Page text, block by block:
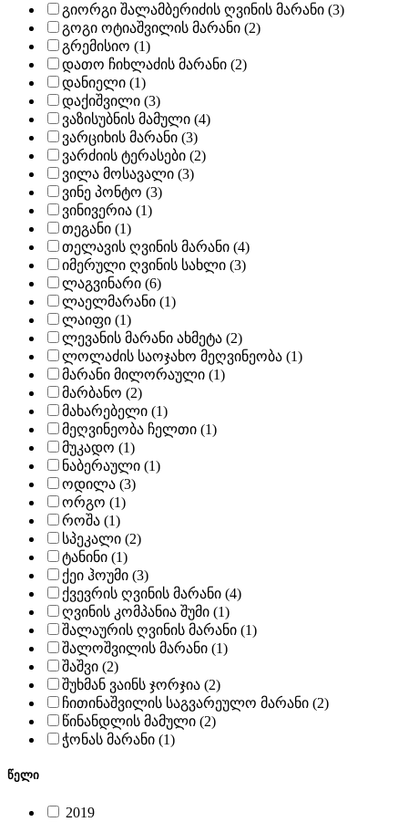
გიორგი შალამბერიძის ღვინის მარანი (3)
გოგი ოტიაშვილის მარანი (2)
გრემისიო (1)
დათო ჩიხლაძის მარანი (2)
დანიელი (1)
დაქიშვილი (3)
ვაზისუბნის მამული (4)
ვარციხის მარანი (3)
ვარძიის ტერასები (2)
ვილა მოსავალი (3)
ვინე პონტო (3)
ვინივერია (1)
თეგანი (1)
თელავის ღვინის მარანი (4)
იმერული ღვინის სახლი (3)
ლაგვინარი (6)
ლაელმარანი (1)
ლაიფი (1)
ლევანის მარანი ახმეტა (2)
ლოლაძის საოჯახო მეღვინეობა (1)
მარანი მილორაული (1)
მარბანო (2)
მახარებელი (1)
მეღვინეობა ჩელთი (1)
მუკადო (1)
ნაბერაული (1)
ოდილა (3)
ორგო (1)
როშა (1)
სპეკალი (2)
ტანინი (1)
ქეი ჰოუმი (3)
ქვევრის ღვინის მარანი (4)
ღვინის კომპანია შუმი (1)
შალაურის ღვინის მარანი (1)
შალოშვილის მარანი (1)
შაშვი (2)
შუხმან ვაინს ჯორჯია (2)
ჩითინაშვილის საგვარეულო მარანი (2)
წინანდლის მამული (2)
ჭონას მარანი (1)
წელი
2019